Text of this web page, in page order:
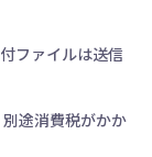
ファイルは送信
途消費税がかか